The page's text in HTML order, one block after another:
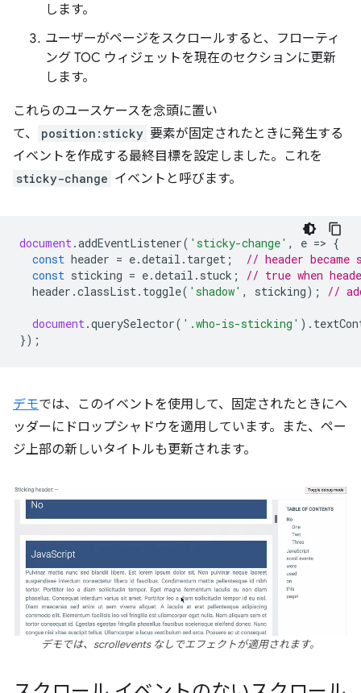
します。
ユーザーがページをスクロールすると、フローティ
ング TOC ウィジェットを現在のセクションに更新
します。
これらのユースケースを念頭に置い
て、
position:sticky 要素が固定されたときに発生する
イベントを作成する最終目標を設定しました。これを
sticky-change イベントと呼びます。
document .addEventListener( 'sticky-change' , e => {
const header = e.detail . target ;
// header
const sticking = e.detail . stuck ;
// true when
header .classList . toggle( 'shadow' , sticking); //
document .querySelector( '.who-is-sticking' ).
});
デモでは、このイベントを使用して、固定されたときにヘ
ッダーにドロップシャドウを適用しています。また、ペー
ジ上部の新しいタイトルも更新されます。
デモでは、scrollevents なしでエフェクトが適用されます。